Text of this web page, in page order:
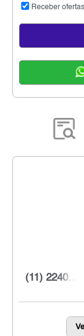
Receber
(11) 2240...